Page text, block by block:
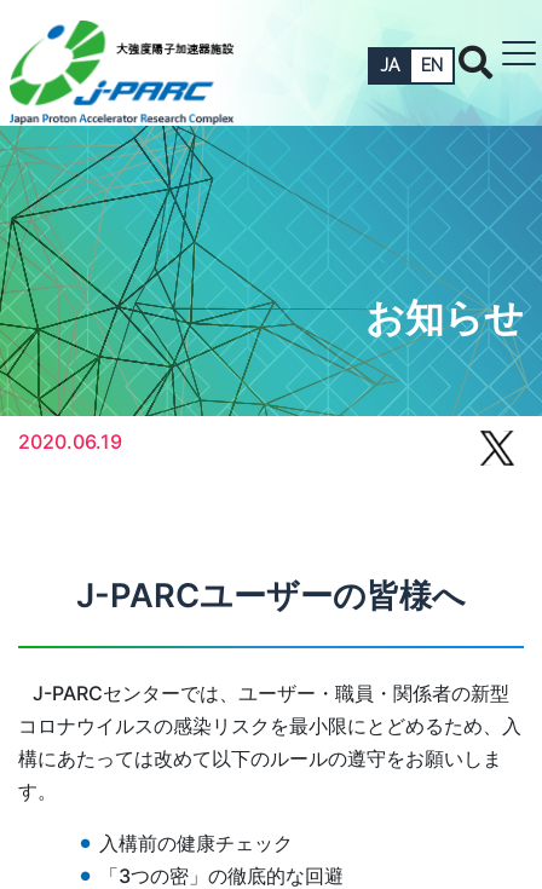
JA EN
お知らせ
2020.06.19
J-PARCユーザーの皆様へ
J-PARCセンターでは、ユーザー・職員・関係者の新型
コロナウイルスの感染リスクを最小限にとどめるため、入
構にあたっては改めて以下のルールの遵守をお願いしま
す。
入構前の健康チェック
「3つの密」の徹底的な回避